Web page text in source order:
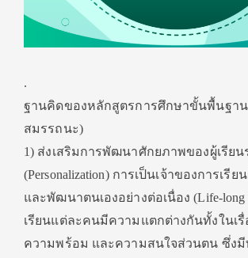
.
ฐานคิดของหลักสูตรการศึกษาขั้นพื้นฐา
สมรรถนะ)
1) ส่งเสริมการพัฒนาศักยภาพของผู้เรีย
(Personalization) การเป็นเจ้าของการเรีย
และพัฒนาตนเองอย่างต่อเนื่อง (Life-long
เรียนแต่ละคนมีความแตกต่างกันทั้งในเ
ความพร้อม และความสนใจส่วนตน ซึ่ง